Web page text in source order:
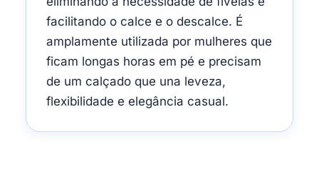
facilitando o calce e o descalce. É
amplamente utilizada por mulheres que
ficam longas horas em pé e precisam
de um calçado que una leveza,
flexibilidade e elegância casual.